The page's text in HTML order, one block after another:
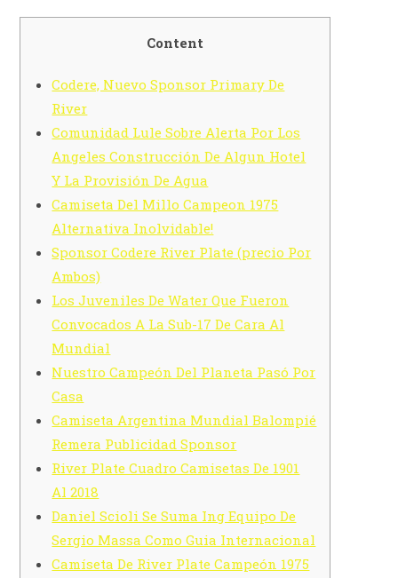
Content
Codere, Nuevo Sponsor Primary De
River
Comunidad Lule Sobre Alerta Por Los
Angeles Construcción De Algun Hotel
Y La Provisión De Agua
Camiseta Del Millo Campeon 1975
Alternativa Inolvidable!
Sponsor Codere River Plate (precio Por
Ambos)
Los Juveniles De Water Que Fueron
Convocados A La Sub-17 De Cara Al
Mundial
Nuestro Campeón Del Planeta Pasó Por
Casa
Camiseta Argentina Mundial Balompié
Remera Publicidad Sponsor
River Plate Cuadro Camisetas De 1901
Al 2018
Daniel Scioli Se Suma Ing Equipo De
Sergio Massa Como Guia Internacional
Camíseta De River Plate Campeón 1975